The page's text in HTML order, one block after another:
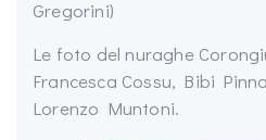
Gregorini)
Le foto del nuraghe
Francesca Cossu, Bibi
Lorenzo Muntoni.